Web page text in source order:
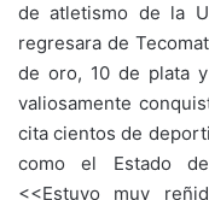
de atletismo de la
regresara de
de oro, 10 de plata
valiosamente
cita cientos de
como el Estado
<<Estuvo muy